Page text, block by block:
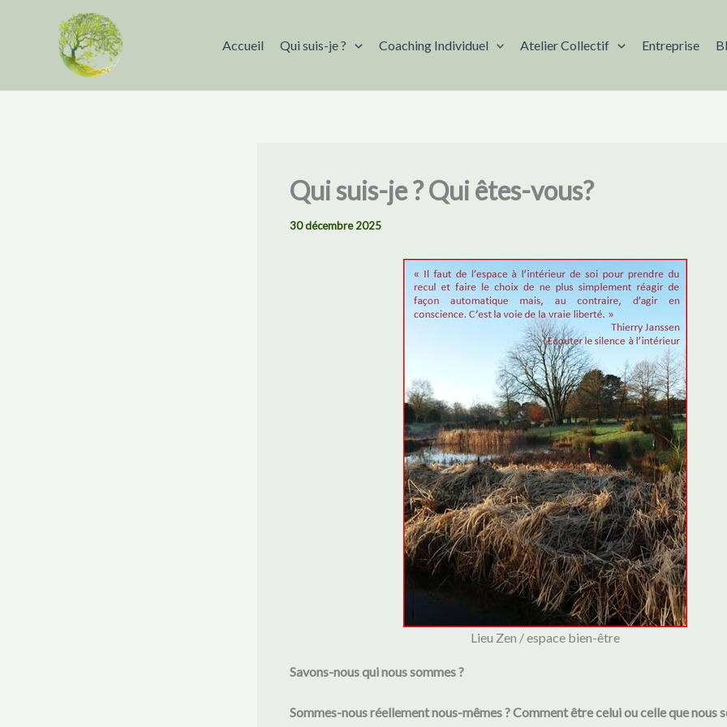
Accueil Qui suis-je ? Coaching Individuel Atelier Collectif Entreprise
Qui suis-je ? Qui êtes-vous?
30 décembre 2025
Lieu Zen / espace bien-être
Savons-nous qui nous sommes ?
Sommes-nous réellement nous-mêmes ? Comment être celui ou celle que nous